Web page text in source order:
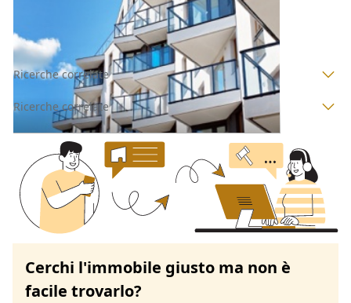
AI3265756
Ricerche correlate
Ricerche correlate
Cerchi l'immobile giusto ma non è
facile trovarlo?